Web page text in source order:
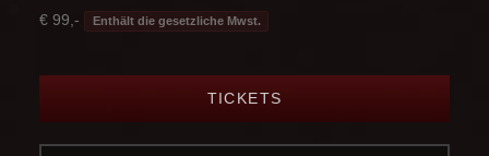
€ 99,- Enthält die gesetzliche Mwst.
TICKETS